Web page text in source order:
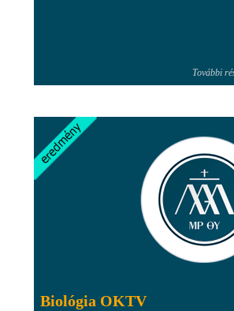
További
Biológia OKTV